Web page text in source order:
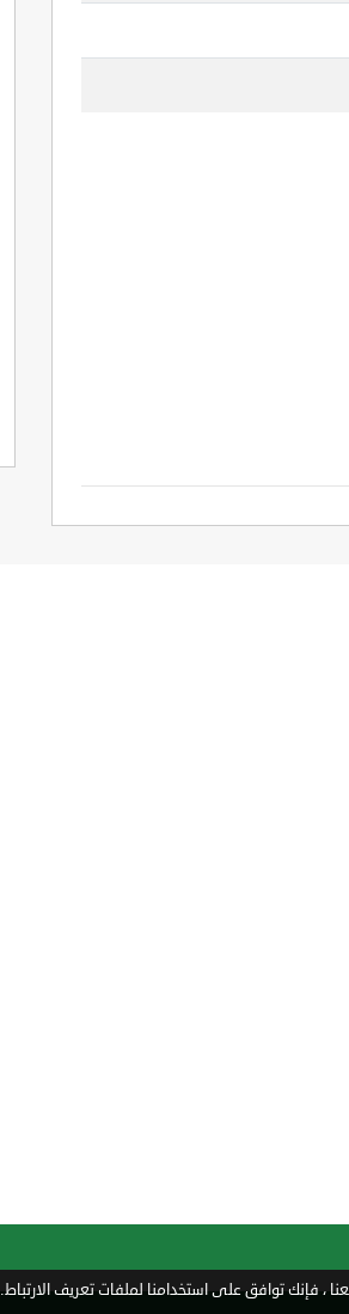
، فإنك توافق على استخدامنا لملفات تعريف الارتباط.